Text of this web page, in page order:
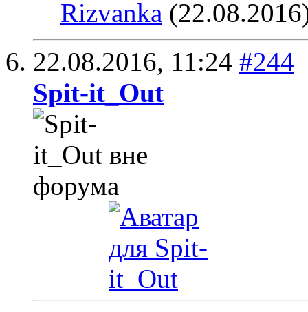
Rizvanka
22.08.2016, 11:24 #244
Spit-it_Out